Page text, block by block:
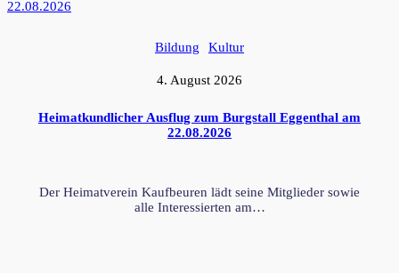
Bildung Kultur
4. August 2026
Heimatkundlicher Ausflug zum Burgstall Eggenthal am
22.08.2026
Der Heimatverein Kaufbeuren lädt seine Mitglieder sowie
alle Interessierten am…